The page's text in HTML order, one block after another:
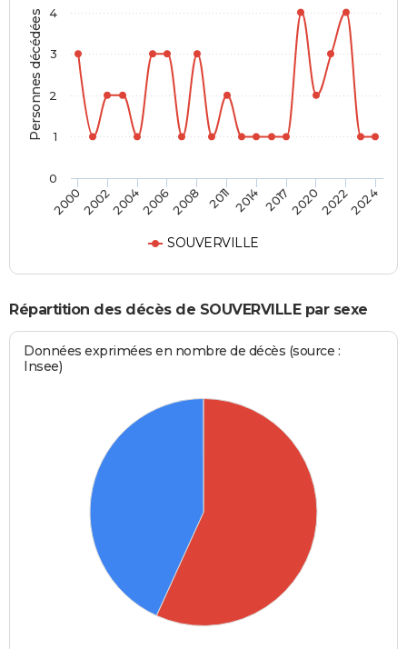
Personnes décédées
SOUVERVILLE
20002002200420062008 2011 2014 2017202020222024
0
1
2
3
4
Répartition des décès de SOUVERVILLE par sexe
Données exprimées en nombre de décès (source :
Insee)